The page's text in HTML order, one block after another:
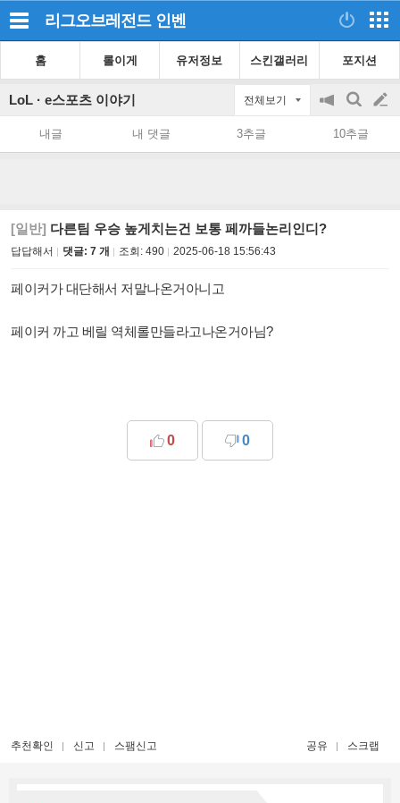
리그오브레전드 인벤
홈 롤이게 유저정보 스킨갤러리 포지션
LoL · e스포츠 이야기 전체보기
공
지
on/off
검
색
글
쓰
내글 내 댓글 3추글 10추글
[일반] 다른팀 우승 높게치는건 보통 페까들논리인디?
답답해서 댓글: 7 개 조회: 490 2025-06-18 15:56:43
페이커가 대단해서 저말나온거아니고
페이커 까고 베릴 역체롤만들라고나온거아님?
0 0
추천확인 신고 스팸신고 공유 스크랩